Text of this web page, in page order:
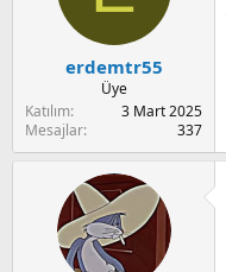
a
t
a
t
a
i
i
erdemtr55
Üye
Katılım
3 Mart 2025
Mesajlar
337